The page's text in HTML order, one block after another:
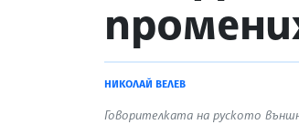
НИКОЛАЙ ВЕЛЕВ
Говорителката на руското